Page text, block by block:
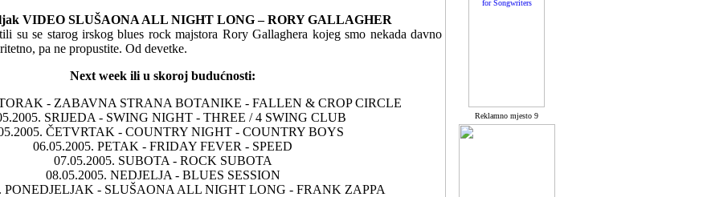
VIDEO SLUŠAONA ALL NIGHT LONG – RORY GALLAGHER
su se starog irskog blues rock majstora Rory Gallaghera kojeg smo nekada davno
pa ne propustite. Od devetke.
Next week ili u skoroj budućnosti:
- ZABAVNA STRANA BOTANIKE - FALLEN & CROP CIRCLE
SRIJEDA - SWING NIGHT - THREE / 4 SWING CLUB
ČETVRTAK - COUNTRY NIGHT - COUNTRY BOYS
06.05.2005. PETAK - FRIDAY FEVER - SPEED
07.05.2005. SUBOTA - ROCK SUBOTA
08.05.2005. NEDJELJA - BLUES SESSION
PONEDJELJAK - SLUŠAONA ALL NIGHT LONG - FRANK ZAPPA
Reklamno mjesto 9